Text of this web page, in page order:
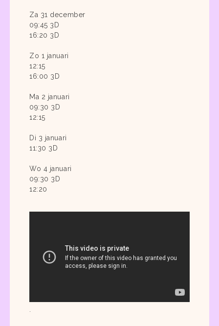
Za 31 december
09:45 3D
16:20 3D
Zo 1 januari
12:15
16:00 3D
Ma 2 januari
09:30 3D
12:15
Di 3 januari
11:30 3D
Wo 4 januari
09:30 3D
12:20